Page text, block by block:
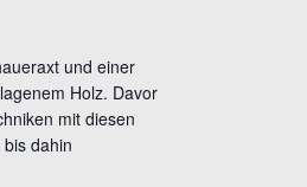
und einer
Holz. Davor
mit diesen
dahin